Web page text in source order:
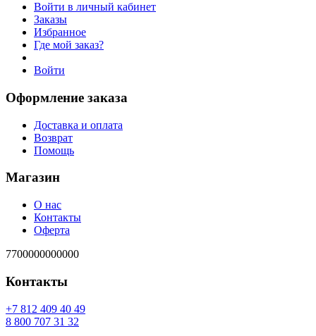
Войти в личный кабинет
Заказы
Избранное
Где мой заказ?
Войти
Оформление заказа
Доставка и оплата
Возврат
Помощь
Магазин
О нас
Контакты
Оферта
7700000000000
Контакты
94 04 904 218 7+
23 13 707 008 8